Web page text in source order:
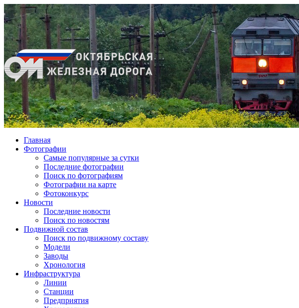
Главная
Фотографии
Cамые популярные за сутки
Последние фотографии
Поиск по фотографиям
Фотографии на карте
Фотоконкурс
Новости
Последние новости
Поиск по новостям
Подвижной состав
Поиск по подвижному составу
Модели
Заводы
Хронология
Инфраструктура
Линии
Станции
Предприятия